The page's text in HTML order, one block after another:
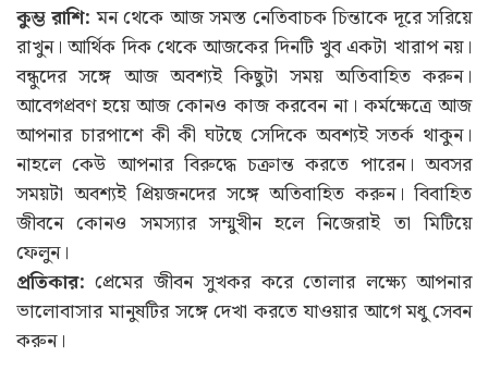
কুম্ভ রাশি: মন থেকে আজ সমস্ত নেতিবাচক চিন্তাকে দূরে সরিয়ে
রাখুন। আর্থিক দিক থেকে আজকের দিনটি খুব একটা খারাপ নয়।
বন্ধুদের সঙ্গে আজ অবশ্যই কিছুটা সময় অতিবাহিত করুন।
আবেগপ্রবণ হয়ে আজ কোনও কাজ করবেন না। কর্মক্ষেত্রে আজ
আপনার চারপাশে কী কী ঘটছে সেদিকে অবশ্যই সতর্ক থাকুন।
নাহলে কেউ আপনার বিরুদ্ধে চক্রান্ত করতে পারেন। অবসর
সময়টা অবশ্যই প্রিয়জনদের সঙ্গে অতিবাহিত করুন। বিবাহিত
জীবনে কোনও সমস্যার সম্মুখীন হলে নিজেরাই তা মিটিয়ে
ফেলুন।
প্রতিকার: প্রেমের জীবন সুখকর করে তোলার লক্ষ্যে আপনার
ভালোবাসার মানুষটির সঙ্গে দেখা করতে যাওয়ার আগে মধু সেবন
করুন।